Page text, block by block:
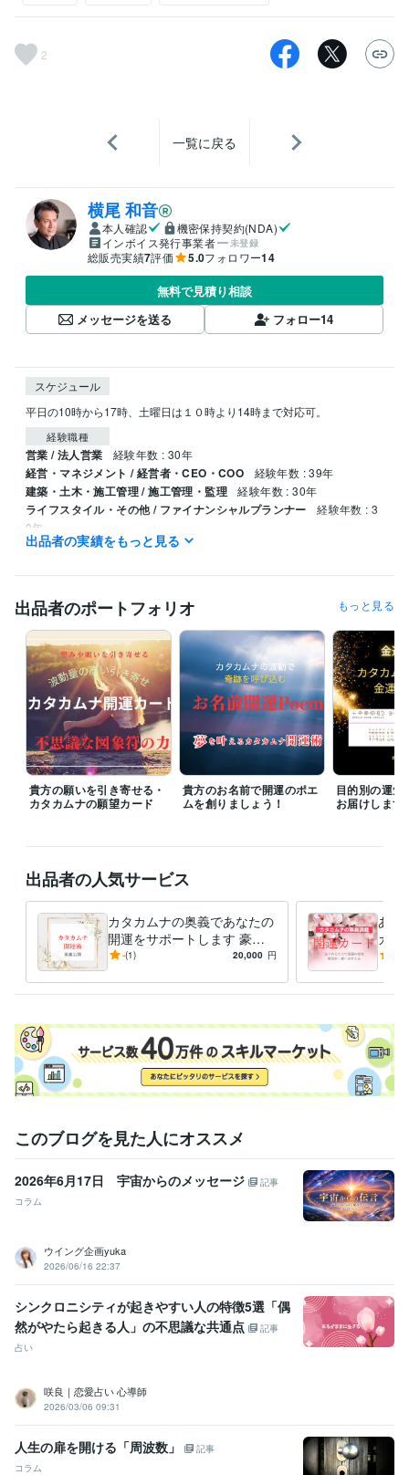
2
一覧に戻る
横尾 和音
本人確認
機密保持契約(NDA)
インボイス発行事業者
未登録
総販売実績7評価 5.0フォロワー14
無料で見積り相談
メッセージを送る
フォロー14
スケジュール
平日の10時から17時、土曜日は１０時より14時まで対応可。
経験職種
営業 / 法人営業 経験年数 : 30年
経営・マネジメント / 経営者・CEO・COO 経験年数 : 39年
建築・土木・施工管理 / 施工管理・監理 経験年数 : 30年
ライフスタイル・その他 / ファイナンシャルプランナー
経験年数 : 3
0年
株式会社エレクトロンコミュニティ 1995年4月 ~ 現在
受賞歴
中小企業創造活動促進法（快適環境を促進する素材及び適合法） カ
タカムナ講座、イヤシロチ化講座
資格・検定
ファイナンシャルプランナー 取得年 : 1997年
防災士 取得年 : 2018年
相続士 取得年 : 2018年
得意分野
住まい・美容・生活相談 開運のコンサルタント、開運グッズの販売
住まい・美容・生活相談 環境のイヤシロチ化
語学力
英語 日常会話レベル
出品者の実績をもっと見る
出品者のポートフォリオ もっと見る
貴方の願いを引き寄せる・
カタカムナの願望カード
貴方のお名前で開運のポエ
ムを創りましょう！
目的別の運気
お届けします
出品者の人気サービス
カタカムナの奥義であなたの
開運をサポートします 豪華
なプレゼントと解説で、開運
-(1) 20,000 円
あな
カー
たを
さい
このブログを見た人にオススメ
2026年6月17日 宇宙からのメッセージ
記事
コラム
ウイング企画yuka
2026/06/16 22:37
シンクロニシティが起きやすい人の特徴5選「偶
然がやたら起きる人」の不思議な共通点
記事
占い
咲良｜恋愛占い 心導師
2026/03/06 09:31
人生の扉を開ける「周波数」
記事
コラム